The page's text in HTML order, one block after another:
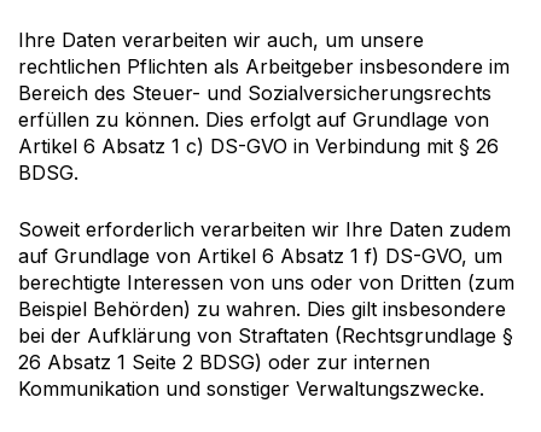
Ihre Daten verarbeiten wir auch, um unsere
rechtlichen Pflichten als Arbeitgeber insbesondere im
Bereich des Steuer- und Sozialversicherungsrechts
erfüllen zu können. Dies erfolgt auf Grundlage von
Artikel 6 Absatz 1 c) DS-GVO in Verbindung mit § 26
BDSG.
Soweit erforderlich verarbeiten wir Ihre Daten zudem
auf Grundlage von Artikel 6 Absatz 1 f) DS-GVO, um
berechtigte Interessen von uns oder von Dritten (zum
Beispiel Behörden) zu wahren. Dies gilt insbesondere
bei der Aufklärung von Straftaten (Rechtsgrundlage §
26 Absatz 1 Seite 2 BDSG) oder zur internen
Kommunikation und sonstiger Verwaltungszwecke.